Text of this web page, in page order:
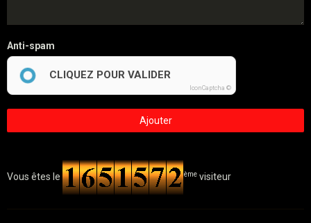
Anti-spam
CLIQUEZ POUR VALIDER
IconCaptcha ©
Ajouter
Vous êtes le ème visiteur